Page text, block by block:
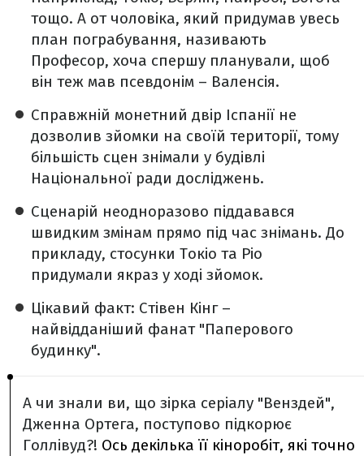
тощо. А от чоловіка, який придумав увесь
план пограбування, називають
Професор, хоча спершу планували, щоб
він теж мав псевдонім – Валенсія.
Справжній монетний двір Іспанії не
дозволив зйомки на своїй території, тому
більшість сцен знімали у будівлі
Національної ради досліджень.
Сценарій неодноразово піддавався
швидким змінам прямо під час знімань. До
прикладу, стосунки Токіо та Ріо
придумали якраз у ході зйомок.
Цікавий факт: Стівен Кінг –
найвідданіший фанат "Паперового
будинку".
А чи знали ви, що зірка серіалу "Венздей",
Дженна Ортега, поступово підкорює
Голлівуд?! Ось декілька її кіноробіт, які точно